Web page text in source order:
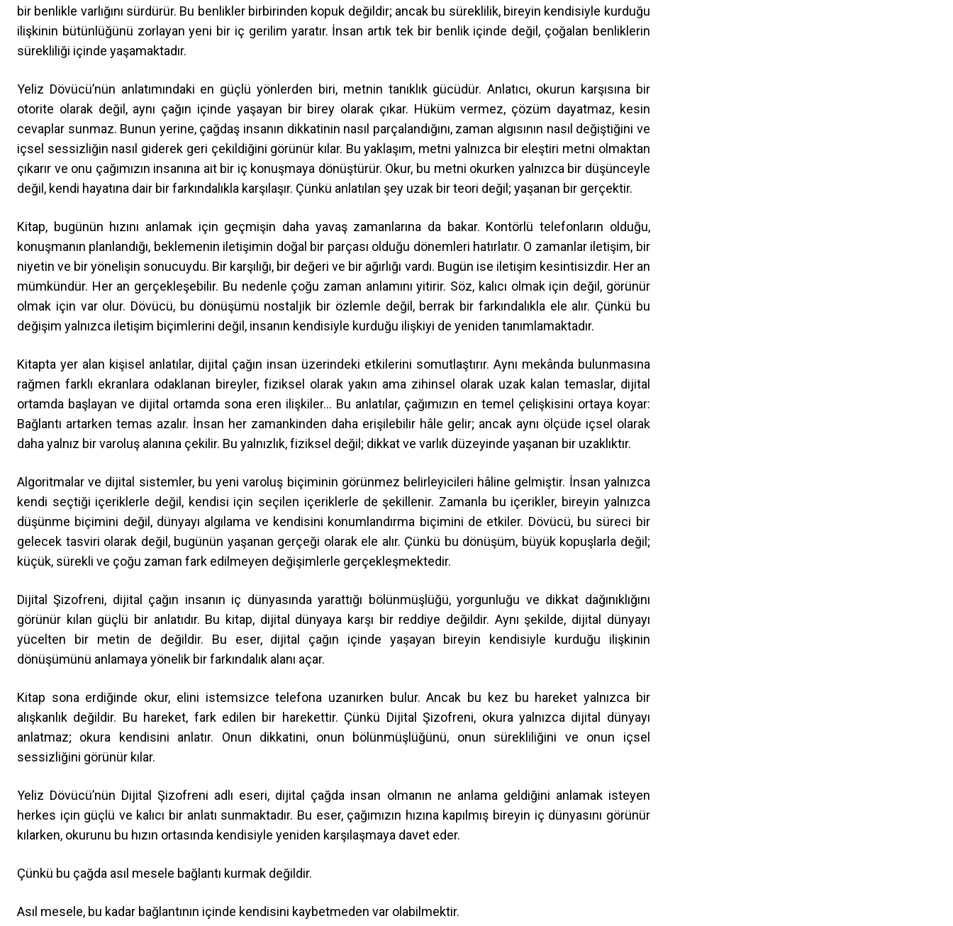
bir benlikle varlığını sürdürür. Bu benlikler birbirinden kopuk değildir; ancak bu süreklilik, bireyin kendisiyle kurduğu
ilişkinin bütünlüğünü zorlayan yeni bir iç gerilim yaratır. İnsan artık tek bir benlik içinde değil, çoğalan benliklerin
sürekliliği içinde yaşamaktadır.
Yeliz Dövücü’nün anlatımındaki en güçlü yönlerden biri, metnin tanıklık gücüdür. Anlatıcı, okurun karşısına bir
otorite olarak değil, aynı çağın içinde yaşayan bir birey olarak çıkar. Hüküm vermez, çözüm dayatmaz, kesin
cevaplar sunmaz. Bunun yerine, çağdaş insanın dikkatinin nasıl parçalandığını, zaman algısının nasıl değiştiğini ve
içsel sessizliğin nasıl giderek geri çekildiğini görünür kılar. Bu yaklaşım, metni yalnızca bir eleştiri metni olmaktan
çıkarır ve onu çağımızın insanına ait bir iç konuşmaya dönüştürür. Okur, bu metni okurken yalnızca bir düşünceyle
değil, kendi hayatına dair bir farkındalıkla karşılaşır. Çünkü anlatılan şey uzak bir teori değil; yaşanan bir gerçektir.
Kitap, bugünün hızını anlamak için geçmişin daha yavaş zamanlarına da bakar. Kontörlü telefonların olduğu,
konuşmanın planlandığı, beklemenin iletişimin doğal bir parçası olduğu dönemleri hatırlatır. O zamanlar iletişim, bir
niyetin ve bir yönelişin sonucuydu. Bir karşılığı, bir değeri ve bir ağırlığı vardı. Bugün ise iletişim kesintisizdir. Her an
mümkündür. Her an gerçekleşebilir. Bu nedenle çoğu zaman anlamını yitirir. Söz, kalıcı olmak için değil, görünür
olmak için var olur. Dövücü, bu dönüşümü nostaljik bir özlemle değil, berrak bir farkındalıkla ele alır. Çünkü bu
değişim yalnızca iletişim biçimlerini değil, insanın kendisiyle kurduğu ilişkiyi de yeniden tanımlamaktadır.
Kitapta yer alan kişisel anlatılar, dijital çağın insan üzerindeki etkilerini somutlaştırır. Aynı mekânda bulunmasına
rağmen farklı ekranlara odaklanan bireyler, fiziksel olarak yakın ama zihinsel olarak uzak kalan temaslar, dijital
ortamda başlayan ve dijital ortamda sona eren ilişkiler… Bu anlatılar, çağımızın en temel çelişkisini ortaya koyar:
Bağlantı artarken temas azalır. İnsan her zamankinden daha erişilebilir hâle gelir; ancak aynı ölçüde içsel olarak
daha yalnız bir varoluş alanına çekilir. Bu yalnızlık, fiziksel değil; dikkat ve varlık düzeyinde yaşanan bir uzaklıktır.
Algoritmalar ve dijital sistemler, bu yeni varoluş biçiminin görünmez belirleyicileri hâline gelmiştir. İnsan yalnızca
kendi seçtiği içeriklerle değil, kendisi için seçilen içeriklerle de şekillenir. Zamanla bu içerikler, bireyin yalnızca
düşünme biçimini değil, dünyayı algılama ve kendisini konumlandırma biçimini de etkiler. Dövücü, bu süreci bir
gelecek tasviri olarak değil, bugünün yaşanan gerçeği olarak ele alır. Çünkü bu dönüşüm, büyük kopuşlarla değil;
küçük, sürekli ve çoğu zaman fark edilmeyen değişimlerle gerçekleşmektedir.
Dijital Şizofreni, dijital çağın insanın iç dünyasında yarattığı bölünmüşlüğü, yorgunluğu ve dikkat dağınıklığını
görünür kılan güçlü bir anlatıdır. Bu kitap, dijital dünyaya karşı bir reddiye değildir. Aynı şekilde, dijital dünyayı
yücelten bir metin de değildir. Bu eser, dijital çağın içinde yaşayan bireyin kendisiyle kurduğu ilişkinin
dönüşümünü anlamaya yönelik bir farkındalık alanı açar.
Kitap sona erdiğinde okur, elini istemsizce telefona uzanırken bulur. Ancak bu kez bu hareket yalnızca bir
alışkanlık değildir. Bu hareket, fark edilen bir harekettir. Çünkü Dijital Şizofreni, okura yalnızca dijital dünyayı
anlatmaz; okura kendisini anlatır. Onun dikkatini, onun bölünmüşlüğünü, onun sürekliliğini ve onun içsel
sessizliğini görünür kılar.
Yeliz Dövücü’nün Dijital Şizofreni adlı eseri, dijital çağda insan olmanın ne anlama geldiğini anlamak isteyen
herkes için güçlü ve kalıcı bir anlatı sunmaktadır. Bu eser, çağımızın hızına kapılmış bireyin iç dünyasını görünür
kılarken, okurunu bu hızın ortasında kendisiyle yeniden karşılaşmaya davet eder.
Çünkü bu çağda asıl mesele bağlantı kurmak değildir.
Asıl mesele, bu kadar bağlantının içinde kendisini kaybetmeden var olabilmektir.